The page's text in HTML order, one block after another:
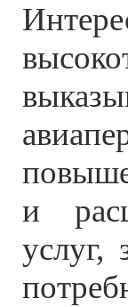
и
услуг,